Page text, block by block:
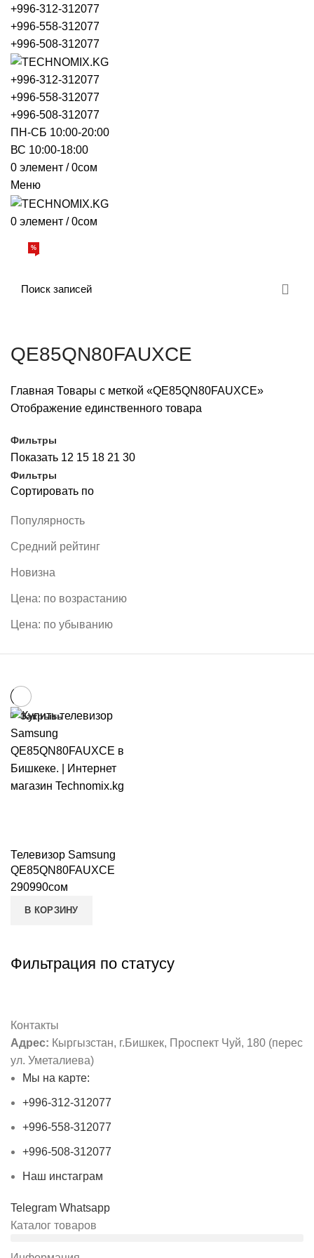
+996-312-312077
+996-558-312077
+996-508-312077
+996-312-312077
+996-558-312077
+996-508-312077
ПН-СБ 10:00-20:00
ВС 10:00-18:00
0 элемент / 0сом
Меню
0 элемент / 0сом
АКЦИИ
%
QE85QN80FAUXCE
Фильтрация по статусу
Главная Товары с меткой «QE85QN80FAUXCE»
Отображение единственного товара
Фильтры
Показать 12 15 18 21 30
Фильтры
Сортировать по
Популярность
Средний рейтинг
Новизна
Цена: по возрастанию
Цена: по убыванию
Закрыть
Телевизор Samsung
QE85QN80FAUXCE
290990сом
В КОРЗИНУ
Контакты
Адрес: Кыргызстан, г.Бишкек, Проспект Чуй, 180 (перес
ул. Уметалиева)
Мы на карте:
+996-312-312077
+996-558-312077
+996-508-312077
Наш инстаграм
Telegram Whatsapp
Каталог товаров